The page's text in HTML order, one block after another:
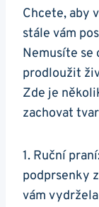
Chcete, aby
stále vám
Nemusíte se
prodloužit
Zde je
zachovat
1. Ruční
podprsenky
vám